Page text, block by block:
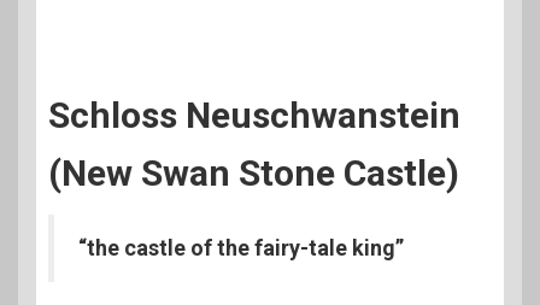
Schloss Neuschwanstein
(New Swan Stone Castle)
“the castle of the fairy-tale king”